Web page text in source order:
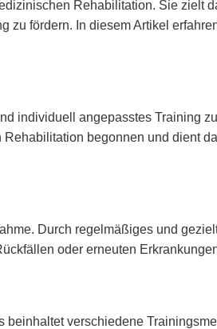
Rehabilitation. Sie zielt
fördern. In diesem Artikel
individuell angepasstes Training
begonnen und dient
Durch regelmäßiges und
oder erneuten
verschiedene